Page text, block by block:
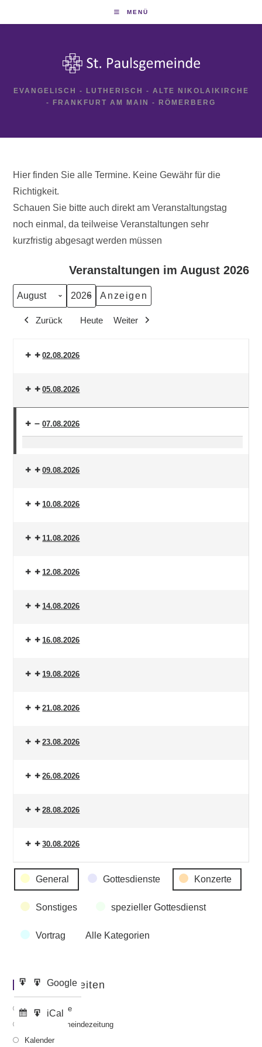
MENÜ
EVANGELISCH - LUTHERISCH - ALTE NIKOLAIKIRCHE
- FRANKFURT AM MAIN - RÖMERBERG
Hier finden Sie alle Termine. Keine Gewähr für die
Richtigkeit.
Schauen Sie bitte auch direkt am Veranstaltungstag
noch einmal, da teilweise Veranstaltungen sehr
kurzfristig abgesagt werden müssen
Veranstaltungen im August 2026
Monat
Jahr
Zurück
Heute Weiter
02.08.2026
05.08.2026
07.08.2026
09.08.2026
10.08.2026
11.08.2026
12.08.2026
14.08.2026
16.08.2026
19.08.2026
21.08.2026
23.08.2026
26.08.2026
28.08.2026
30.08.2026
Veranstaltungskategorien
General Gottesdienste Konzerte
Sonstiges spezieller Gottesdienst
Vortrag Alle Kategorien
Eintragen
Google
Abonnieren
iCal
Export
Google
Export
iCal
Wichtige Seiten
Gottesdienste
Aktuelle Gemeindezeitung
Kalender